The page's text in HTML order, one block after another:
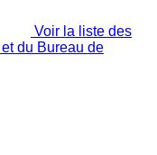
Voir la liste des
du Bureau de